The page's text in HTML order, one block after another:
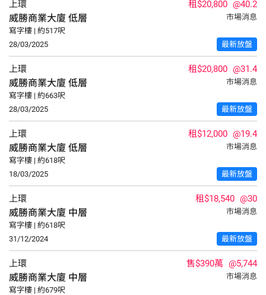
上環 租$20,800 @40.2
威勝商業大廈 低層
市場消息
寫字樓 | 約517呎
28/03/2025
最新放盤
上環 租$20,800 @31.4
威勝商業大廈 低層
市場消息
寫字樓 | 約663呎
28/03/2025
最新放盤
上環 租$12,000 @19.4
威勝商業大廈 低層
市場消息
寫字樓 | 約618呎
18/03/2025
最新放盤
上環 租$18,540 @30
威勝商業大廈 中層
市場消息
寫字樓 | 約618呎
31/12/2024
最新放盤
上環 售$390萬 @5,744
威勝商業大廈 中層
市場消息
寫字樓 | 約679呎